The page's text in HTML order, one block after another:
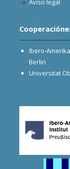
Ibero-
Berlin
Universitat